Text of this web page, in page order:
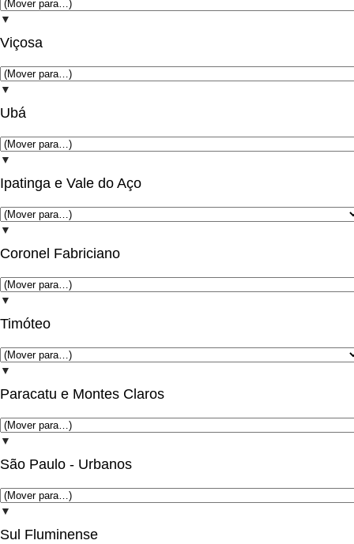
▼
Viçosa
▼
Ubá
▼
Ipatinga e Vale do Aço
▼
Coronel Fabriciano
▼
Timóteo
▼
Paracatu e Montes Claros
▼
São Paulo - Urbanos
▼
Sul Fluminense